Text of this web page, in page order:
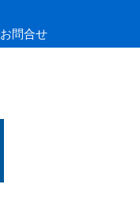
お問合せ